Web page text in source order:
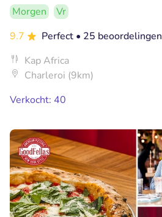
Morgen
Vr
9.7
Perfect • 25 beoordelingen
Kap Africa
Charleroi (9km)
Verkocht: 40